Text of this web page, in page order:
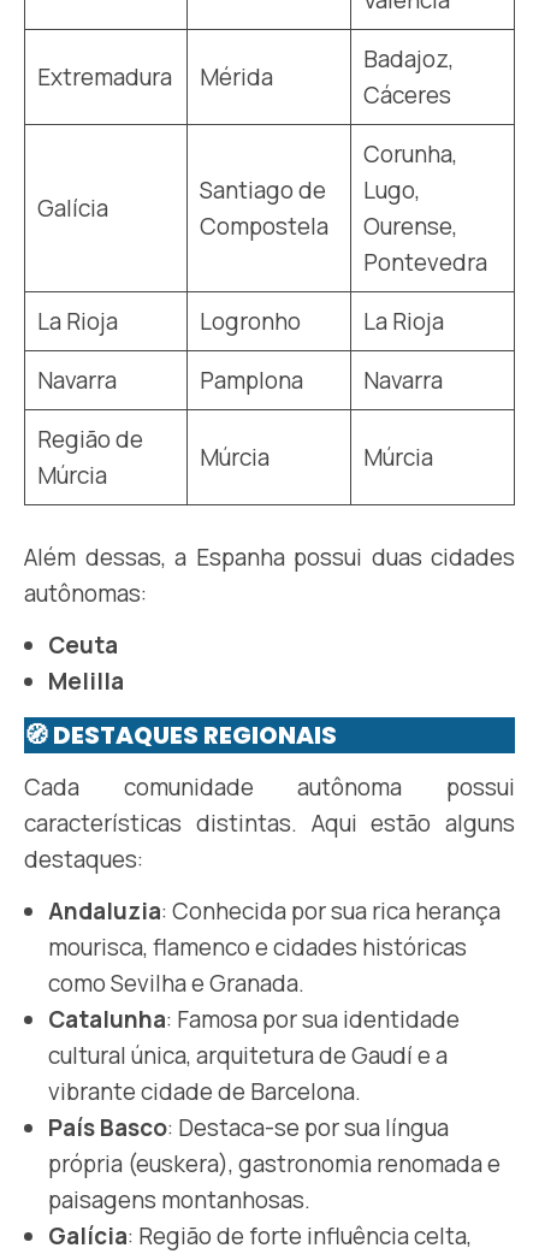
Extremadura Mérida
Badajoz,
Cáceres
Galícia
Santiago de
Compostela
Corunha,
Lugo,
Ourense,
Pontevedra
La Rioja
Logronho
La Rioja
Navarra
Pamplona
Navarra
Região de
Múrcia
Múrcia Múrcia
Além dessas, a Espanha possui duas cidades
autônomas:​
Ceuta
Melilla
🧭 DESTAQUES REGIONAIS
Cada comunidade autônoma possui
características distintas. Aqui estão alguns
destaques:​
Andaluzia: Conhecida por sua rica herança
mourisca, flamenco e cidades históricas
como Sevilha e Granada.​
Catalunha: Famosa por sua identidade
cultural única, arquitetura de Gaudí e a
vibrante cidade de Barcelona.​
País Basco: Destaca-se por sua língua
própria (euskera), gastronomia renomada e
paisagens montanhosas.​
Galícia: Região de forte influência celta,